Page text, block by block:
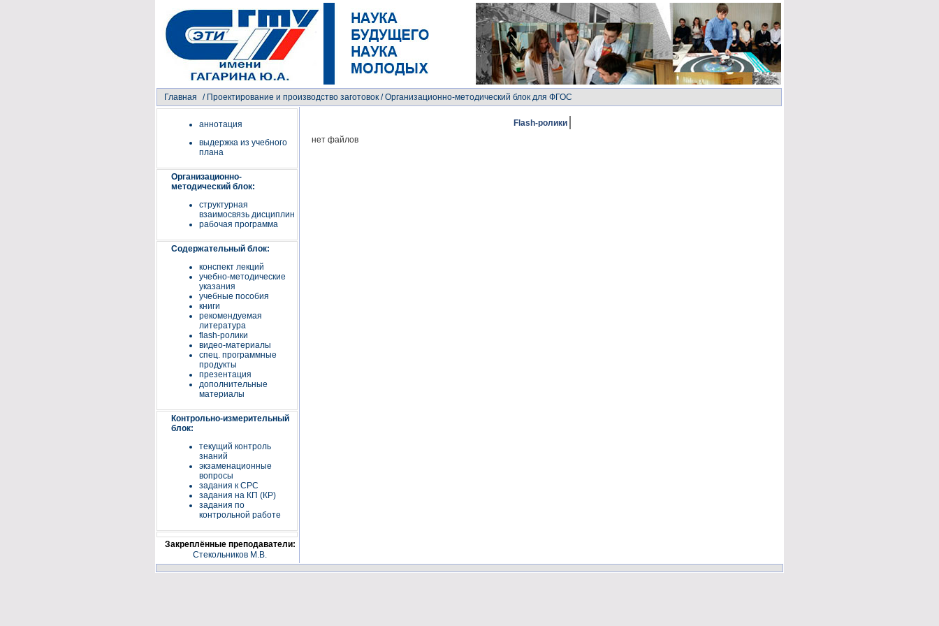
Главная / Проектирование и производство заготовок / Организационно-методический блок для ФГОС
аннотация
выдержка из учебного
плана
Организационно-
методический блок:
структурная
взаимосвязь дисциплин
рабочая программа
Содержательный блок:
конспект лекций
учебно-методические
указания
учебные пособия
книги
рекомендуемая
литература
flash-ролики
видео-материалы
спец. программные
продукты
презентация
дополнительные
материалы
Контрольно-измерительный
блок:
текущий контроль
знаний
экзаменационные
вопросы
задания к СРС
задания на КП (КР)
задания по
контрольной работе
Закреплённые преподаватели:
Стекольников М.В.
Flash-ролики
нет файлов